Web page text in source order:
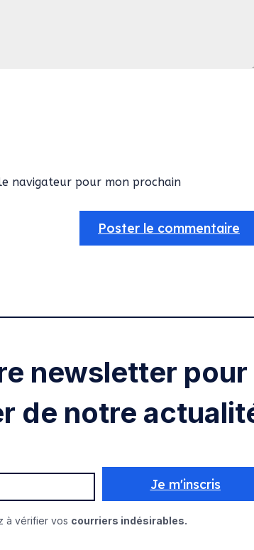
navigateur pour mon prochain
newsletter pour
de notre
Je m'inscris
à vérifier vos courriers indésirables.